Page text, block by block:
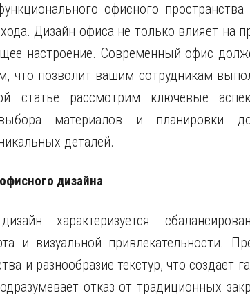
офисного
Дизайн офиса не только влияет на
настроение. Современный офис
что позволит вашим сотрудникам
статье рассмотрим ключевые
материалов и планировки до
деталей.
дизайна
характеризуется
и визуальной привлекательности.
и разнообразие текстур, что создает
отказ от традиционных